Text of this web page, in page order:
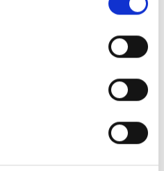
band och för
bloggtexten. Idag, en